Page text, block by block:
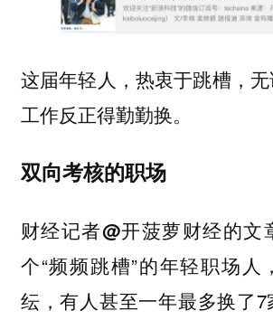
这届年轻人，热衷于跳槽，无
工作反正得勤勤换。
双向考核的职场
财经记者@开菠萝财经的文
个“频频跳槽”的年轻职场人
纭，有人甚至一年最多换了